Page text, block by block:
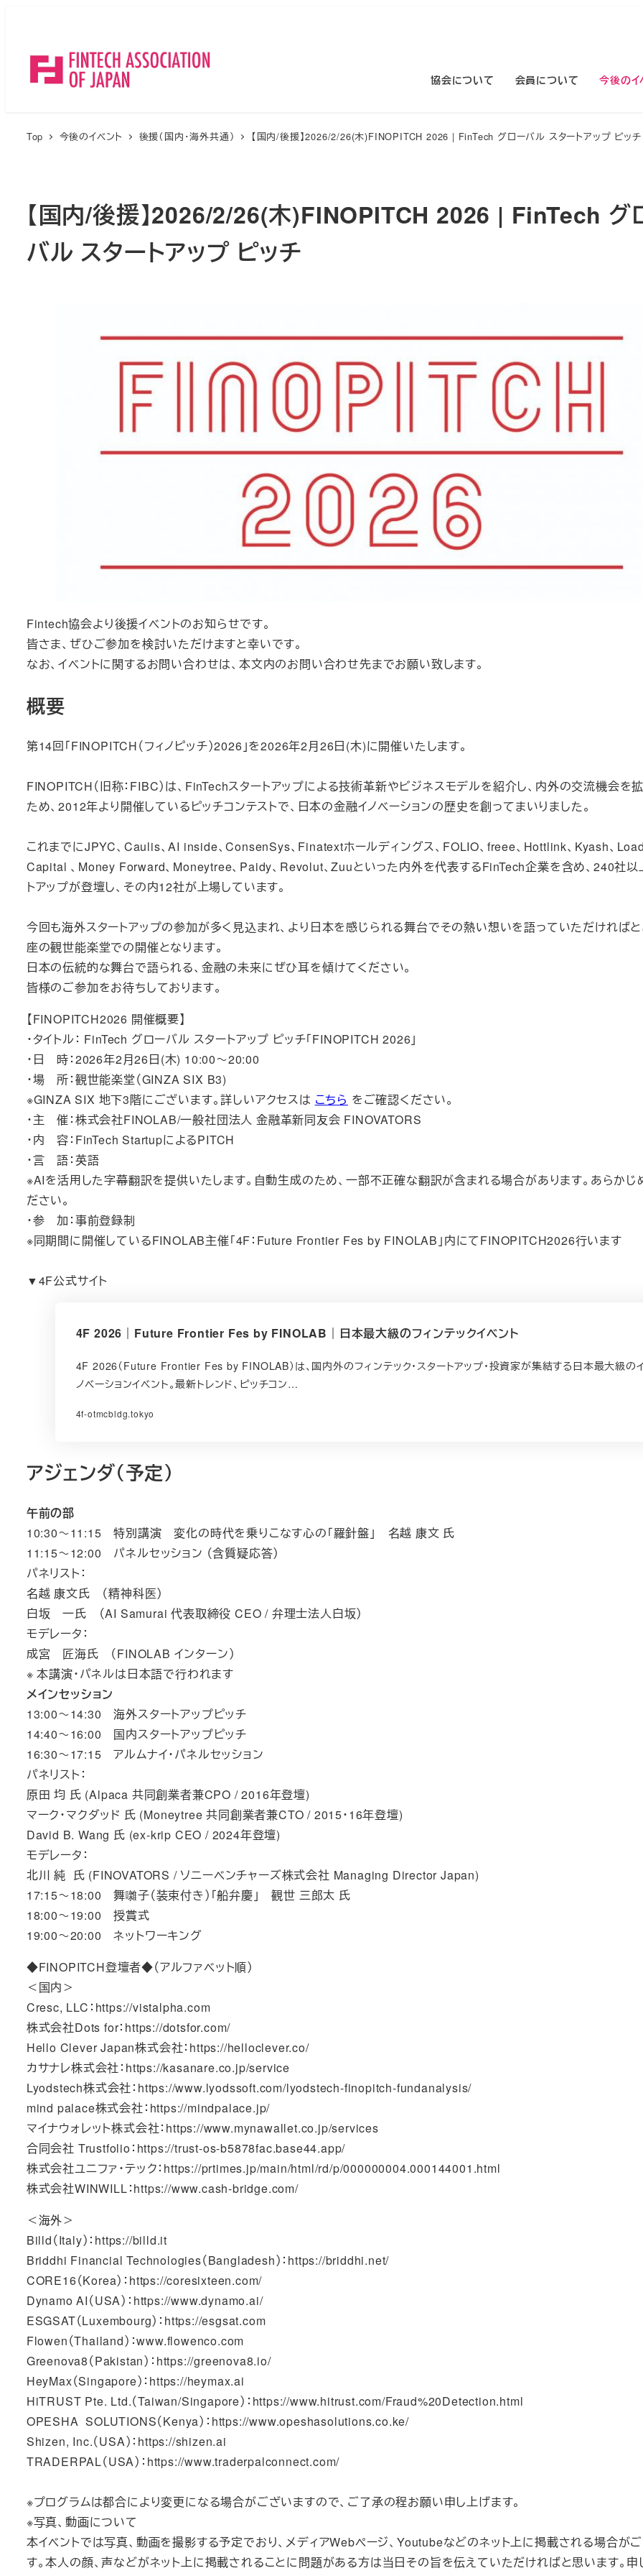
協会について 会員について 今後のイ
Top 今後のイベント 後援（国内・海外共通） 【国内/後援】2026/2/26(木)FINOPITCH 2026 | FinTech グローバル スタートアップ ピッチ
【国内/後援】2026/2/26(木)FINOPITCH 2026 | FinTech グ
バル スタートアップ ピッチ
Fintech協会より後援イベントのお知らせです。
皆さま、ぜひご参加を検討いただけますと幸いです。
なお、イベントに関するお問い合わせは、本文内のお問い合わせ先までお願い致します。
概要
第14回「FINOPITCH（フィノピッチ）2026」を2026年2月26日(木)に開催いたします。
FINOPITCH（旧称：FIBC）は、FinTechスタートアップによる技術革新やビジネスモデルを紹介し、内外の交流機会を
ため、2012年より開催しているピッチコンテストで、日本の金融イノベーションの歴史を創ってまいりました。
これまでにJPYC、Caulis、AI inside、ConsenSys、Finatextホールディングス、FOLIO、freee、Hottlink、Kyash、
Capital 、Money Forward、Moneytree、Paidy、Revolut、Zuuといった内外を代表するFinTech企業を含め、240社以
トアップが登壇し、その内12社が上場しています。
今回も海外スタートアップの参加が多く見込まれ、より日本を感じられる舞台でその熱い想いを語っていただければと
座の観世能楽堂での開催となります。
日本の伝統的な舞台で語られる、金融の未来にぜひ耳を傾けてください。
皆様のご参加をお待ちしております。
【FINOPITCH2026 開催概要】
・タイトル： FinTech グローバル スタートアップ ピッチ「FINOPITCH 2026」
・日 時：2026年2月26日(木) 10:00～20:00
・場 所：観世能楽堂（GINZA SIX B3)
※GINZA SIX 地下3階にございます。詳しいアクセスは こちら をご確認ください。
・主 催：株式会社FINOLAB/一般社団法人 金融革新同友会 FINOVATORS
・内 容：FinTech StartupによるPITCH
・言 語：英語
※AIを活用した字幕翻訳を提供いたします。自動生成のため、一部不正確な翻訳が含まれる場合があります。あらかじ
ださい。
・参 加：事前登録制
※同期間に開催しているFINOLAB主催「4F：Future Frontier Fes by FINOLAB」内にてFINOPITCH2026行います
▼4F公式サイト
4F 2026｜Future Frontier Fes by FINOLAB｜日本最大級のフィンテックイベント
4F 2026（Future Frontier Fes by FINOLAB）は、国内外のフィンテック・スタートアップ・投資家が集結する日本最大級の
ノベーションイベント。最新トレンド、ピッチコン…
4f-otmcbldg.tokyo
アジェンダ（予定）
午前の部
10:30～11:15 特別講演 変化の時代を乗りこなす心の「羅針盤」 名越 康文 氏
11:15～12:00 パネルセッション （含質疑応答）
パネリスト：
名越 康文氏 （精神科医）
白坂 一氏 （AI Samurai 代表取締役 CEO / 弁理士法人白坂）
モデレータ：
成宮 匠海氏 （FINOLAB インターン）
※ 本講演・パネルは日本語で行われます
メインセッション
13:00～14:30 海外スタートアップピッチ
14:40～16:00 国内スタートアップピッチ
16:30～17:15 アルムナイ・パネルセッション
パネリスト：
原田 均 氏 (Alpaca 共同創業者兼CPO / 2016年登壇)
マーク・マクダッド 氏 (Moneytree 共同創業者兼CTO / 2015・16年登壇)
David B. Wang 氏 (ex-krip CEO / 2024年登壇)
モデレータ：
北川 純 氏 (FINOVATORS / ソニーベンチャーズ株式会社 Managing Director Japan)
17:15～18:00 舞囃子（装束付き）「船弁慶」 観世 三郎太 氏
18:00～19:00 授賞式
19:00～20:00 ネットワーキング
◆FINOPITCH登壇者◆（アルファベット順）
＜国内＞
Cresc, LLC：https://vistalpha.com
株式会社Dots for：https://dotsfor.com/
Hello Clever Japan株式会社：https://helloclever.co/
カサナレ株式会社：https://kasanare.co.jp/service
Lyodstech株式会社：https://www.lyodssoft.com/lyodstech-finopitch-fundanalysis/
mind palace株式会社：https://mindpalace.jp/
マイナウォレット株式会社：https://www.mynawallet.co.jp/services
合同会社 Trustfolio：https://trust-os-b5878fac.base44.app/
株式会社ユニファ・テック：https://prtimes.jp/main/html/rd/p/000000004.000144001.html
株式会社WINWILL：https://www.cash-bridge.com/
＜海外＞
Billd（Italy）：https://billd.it
Briddhi Financial Technologies（Bangladesh）：https://briddhi.net/
CORE16（Korea）：https://coresixteen.com/
Dynamo AI（USA）：https://www.dynamo.ai/
ESGSAT（Luxembourg）：https://esgsat.com
Flowen（Thailand）：www.flowenco.com
Greenova8（Pakistan）：https://greenova8.io/
HeyMax（Singapore）：https://heymax.ai
HiTRUST Pte. Ltd.（Taiwan/Singapore）：https://www.hitrust.com/Fraud%20Detection.html
OPESHA SOLUTIONS（Kenya）：https://www.opeshasolutions.co.ke/
Shizen, Inc.（USA）：https://shizen.ai
TRADERPAL（USA）：https://www.traderpalconnect.com/
※プログラムは都合により変更になる場合がございますので、ご了承の程お願い申し上げます。
※写真、動画について
本イベントでは写真、動画を撮影する予定でおり、メディアWebページ、Youtubeなどのネット上に掲載される場合が
す。本人の顔、声などがネット上に掲載されることに問題がある方は当日その旨を伝えていただければと思います。